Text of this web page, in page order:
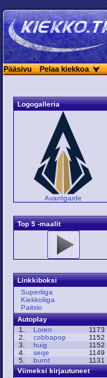
Pääsivu Pelaa kiekkoa
Logogalleria
Avantgarde
Top 5 -maalit
Linkkiboksi
Superliiga
Kiekkoliiga
Paitsio
Autoplay
1.
Loren
1173
2.
cobbapop
1152
3.
huig
1152
4.
seqe
1149
5.
burnt
1131
Viimeksi kirjautuneet